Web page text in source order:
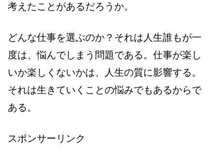
考えたことがあるだろうか。
どんな仕事を選ぶのか？それは人生誰もが一
度は、悩んでしまう問題である。仕事が楽し
いか楽しくないかは、人生の質に影響する。
それは生きていくことの悩みでもあるからで
ある。
スポンサーリンク